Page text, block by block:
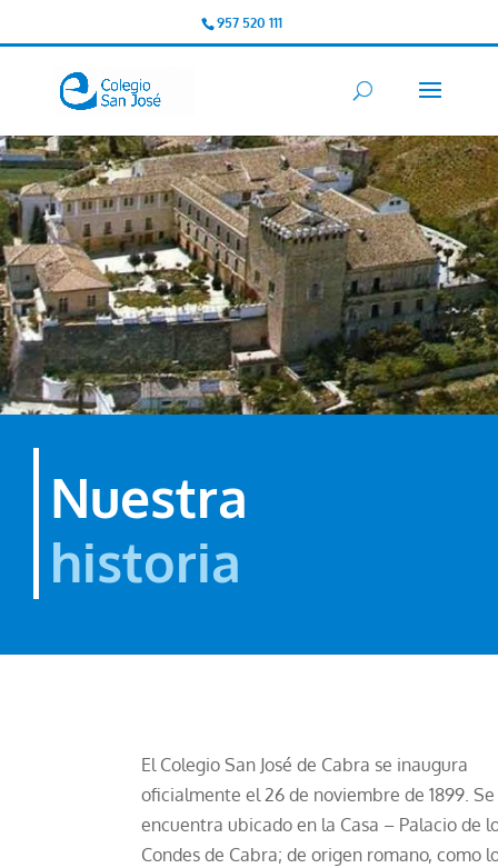
957 520 111
Nuestra
historia
El Colegio San José de Cabra se inaugura
oficialmente el 26 de noviembre de 1899. Se
encuentra ubicado en la Casa – Palacio de
Condes de Cabra; de origen romano, como